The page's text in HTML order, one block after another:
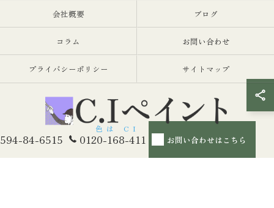
84-6515 0120-168-411 お問い合わせはこちら
会社概要 ブログ
コラム お問い合わせ
プライバシーポリシー サイトマップ
© 2026 三重県桑名市の外壁塗装ならC.Iペイント ALL RIGHTS RESERVED.